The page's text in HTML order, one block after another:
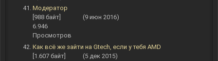
Модератор
[988 байт]
(9 июн 2016)
6.946
Просмотров
Как всё же зайти на Gtech, если у тебя AMD
[1.607 байт]
(5 дек 2015)